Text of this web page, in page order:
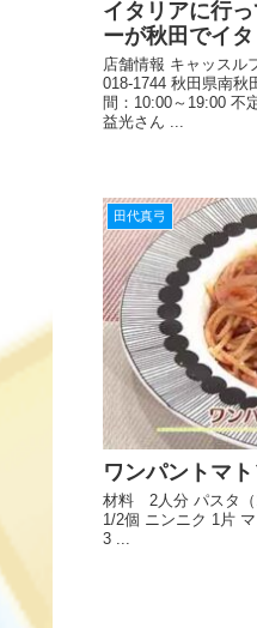
イタリアに行
ーが秋田でイ
店舗情報 キャッスル
018-1744 秋田県南秋
間：10:00～19:00 不
益光さん ...
田代真弓
ワンパントマ
材料 2人分 パスタ（
1/2個 ニンニク 1片
3 ...